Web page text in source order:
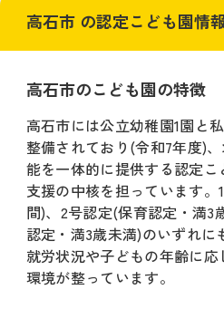
高石市 の認定こども園情
高石市のこども園の特徴
高石市には公立幼稚園1園と
整備されており(令和7年度)
能を一体的に提供する認定
支援の中核を担っています
間)、2号認定(保育認定・満3
認定・満3歳未満)のいずれに
就労状況や子どもの年齢に
環境が整っています。